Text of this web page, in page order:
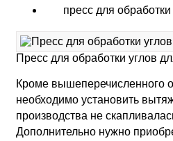
пресс для обработки
Пресс для обработки углов
Кроме вышеперечисленного
необходимо установить
производства не
Дополнительно нужно